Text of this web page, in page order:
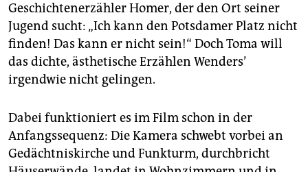
Geschichtenerzähler Homer, der den Ort seiner
Jugend sucht: „Ich kann den Potsdamer Platz nicht
finden! Das kann er nicht sein!“ Doch Toma will
das dichte, ästhetische Erzählen Wenders’
irgendwie nicht gelingen.
Dabei funktioniert es im Film schon in der
Anfangssequenz: Die Kamera schwebt vorbei an
Gedächtniskirche und Funkturm, durchbricht